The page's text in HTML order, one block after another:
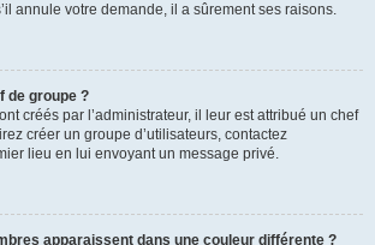
annule votre demande, il a sûrement ses raisons.
de groupe ?
créés par l’administrateur, il leur est attribué un chef
créer un groupe d’utilisateurs, contactez
lieu en lui envoyant un message privé.
apparaissent dans une couleur différente ?